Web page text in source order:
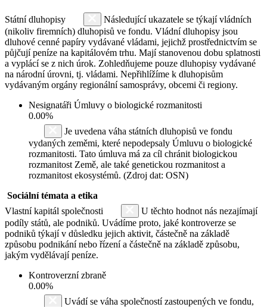
Státní dluhopisy
Následující ukazatele se týkají vládních
(nikoliv firemních) dluhopisů ve fondu. Vládní dluhopisy jsou
dluhové cenné papíry vydávané vládami, jejichž prostřednictvím se
půjčují peníze na kapitálovém trhu. Mají stanovenou dobu splatnosti
a vyplácí se z nich úrok. Zohledňujeme pouze dluhopisy vydávané
na národní úrovni, tj. vládami. Nepřihlížíme k dluhopisům
vydávaným orgány regionální samosprávy, obcemi či regiony.
Nesignatáři Úmluvy o biologické rozmanitosti
0.00%
Je uvedena váha státních dluhopisů ve fondu
vydaných zeměmi, které nepodepsaly Úmluvu o biologické
rozmanitosti. Tato úmluva má za cíl chránit biologickou
rozmanitost Země, ale také genetickou rozmanitost a
rozmanitost ekosystémů. (Zdroj dat: OSN)
Sociální témata a etika
Vlastní kapitál společnosti
U těchto hodnot nás nezajímají
podíly států, ale podniků. Uvádíme proto, jaké kontroverze se
podniků týkají v důsledku jejich aktivit, částečně na základě
způsobu podnikání nebo řízení a částečně na základě způsobu,
jakým vydělávají peníze.
Kontroverzní zbraně
0.00%
Uvádí se váha společností zastoupených ve fondu,